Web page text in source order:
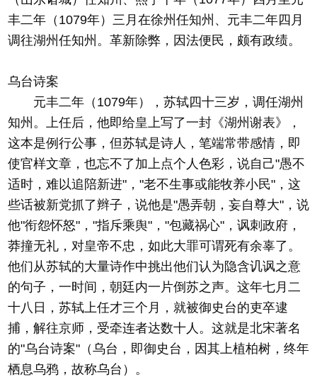
丰二年（1079年）三月在徐州任知州、元丰二年四月
调往湖州任知州。革新除弊，因法便民，颇有政绩。
乌台诗案
元丰二年（1079年），苏轼四十三岁，调任湖州
知州。上任后，他即给皇上写了一封《湖州谢表》，
这本是例行公事，但苏轼是诗人，笔端常带感情，即
使官样文章，也忘不了加上点个人色彩，说自己"愚不
适时，难以追陪新进"，"老不生事或能牧养小民"，这
些话被新党抓了辫子，说他是"愚弄朝，妄自尊大"，说
他"衔怨怀怒"，"指斥乘舆"，"包藏祸心"，讽刺政府，
莽撞无礼，对皇帝不忠，如此大罪可谓死有余辜了。
他们从苏轼的大量诗作中挑出他们认为隐含讥讽之意
的句子，一时间，朝廷内一片倒苏之声。这年七月二
十八日，苏轼上任才三个月，就被御史台的吏卒逮
捕，解往京师，受牵连者达数十人。这就是北宋著名
的"乌台诗案"（乌台，即御史台，因其上植柏树，终年
栖息乌鸦，故称乌台）。